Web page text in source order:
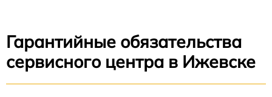
Гарантийные обязательства
сервисного центра в Ижевске